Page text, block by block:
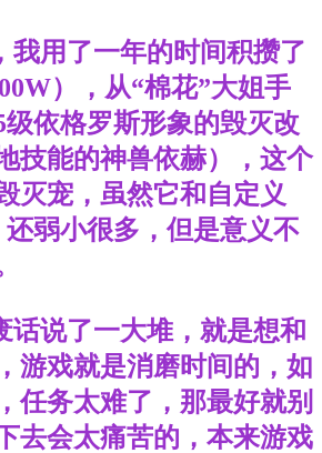
我用了一年的时间积攒了
），从“棉花”大姐手
级依格罗斯形象的毁灭改
技能的神兽依赫），这个
灭宠，虽然它和自定义
还弱小很多，但是意义不
说了一大堆，就是想和
游戏就是消磨时间的，如
任务太难了，那最好就别
去会太痛苦的，本来游戏